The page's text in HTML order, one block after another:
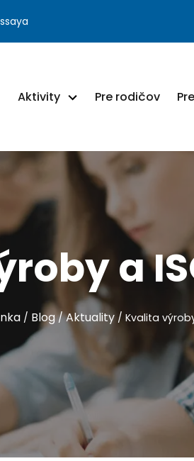
Aktivity Pre rodičov
a
/ Blog/Aktuality / Kvalita